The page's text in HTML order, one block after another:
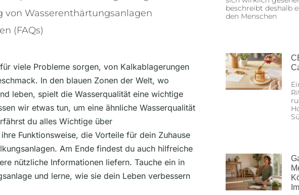
von Wasserenthärtungsanlagen
(FAQs)
viele Probleme sorgen, von Kalkablagerungen
In den blauen Zonen der Welt, wo
leben, spielt die Wasserqualität eine wichtige
wir etwas tun, um eine ähnliche Wasserqualität
du alles Wichtige über
ihre Funktionsweise, die Vorteile für dein Zuhause
Am Ende findest du auch hilfreiche
nützliche Informationen liefern. Tauche ein in
und lerne, wie sie dein Leben verbessern
beschreibt deshalb
den Menschen